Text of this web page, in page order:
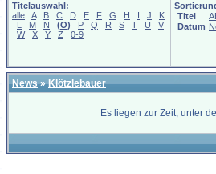
Titelauswahl:
alle
A B C D E F G H I J
K
L
M N (O) P Q R S T U
V
W
X Y Z 0-9
Titel
Datum
News»Klötzlebauer
Es liegen zur Zeit, unter